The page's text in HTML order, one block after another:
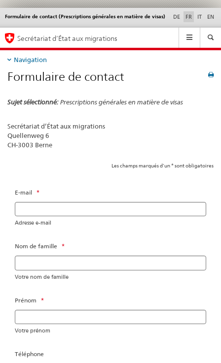
Formulaire de contact (Prescriptions générales en matière de visas) DE FR IT EN
Service
Navigation
Secrétariat d’État aux migrations
Navigation
Formulaire de contact
Sujet sélectionné:Prescriptions générales en matière de visas
Secrétariat d’État aux migrations
Quellenweg 6
CH-3003 Berne
Les champs marqués d’un * sont obligatoires
E-mail *
Adresse e-mail
Nom de famille *
Votre nom de famille
Prénom *
Votre prénom
Téléphone